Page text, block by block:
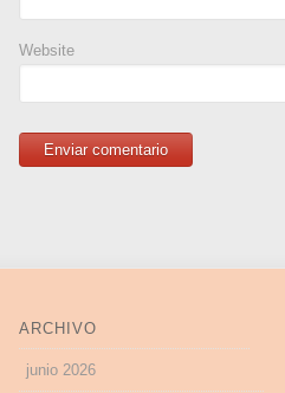
Website
ARCHIVO
junio 2026